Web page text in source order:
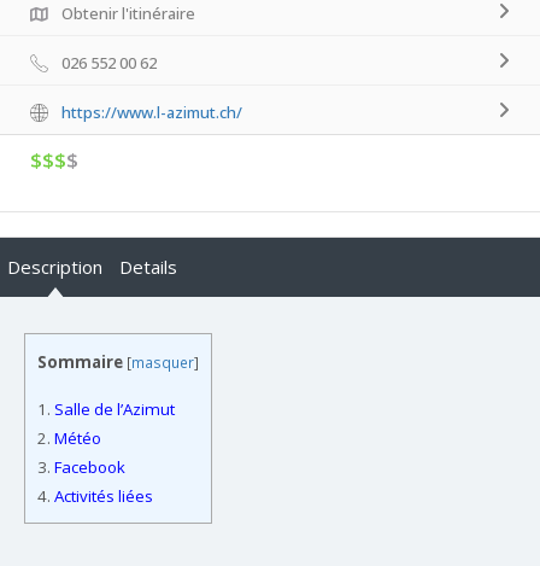
Obtenir l'itinéraire
026 552 00 62
https://www.l-azimut.ch/
$$$$
Description Details
Sommaire [masquer]
1. Salle de l’Azimut
2. Météo
3. Facebook
4. Activités liées